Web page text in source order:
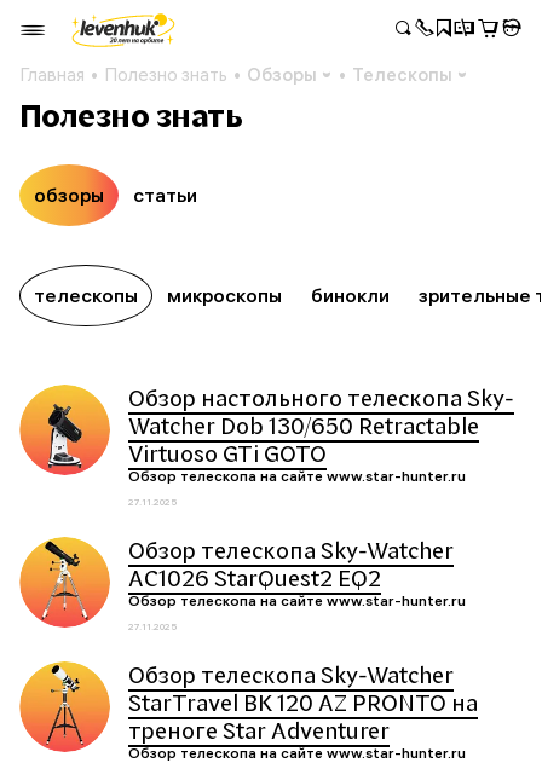
Главная Полезно знать Обзоры Телескопы
Полезно знать
обзоры статьи
телескопы микроскопы бинокли зрительные
Обзор настольного телескопа Sky-
Watcher Dob 130/650 Retractable
Virtuoso GTi GOTO
Обзор телескопа на сайте www.star-hunter.ru
27.11.2025
Обзор телескопа Sky-Watcher
AC1026 StarQuest2 EQ2
Обзор телескопа на сайте www.star-hunter.ru
27.11.2025
Обзор телескопа Sky-Watcher
StarTravel BK 120 AZ PRONTO на
треноге Star Adventurer
Обзор телескопа на сайте www.star-hunter.ru